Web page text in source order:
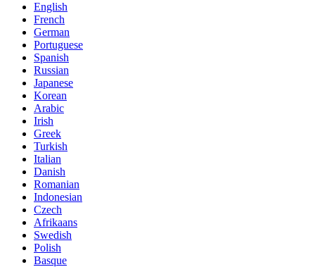
English
French
German
Portuguese
Spanish
Russian
Japanese
Korean
Arabic
Irish
Greek
Turkish
Italian
Danish
Romanian
Indonesian
Czech
Afrikaans
Swedish
Polish
Basque